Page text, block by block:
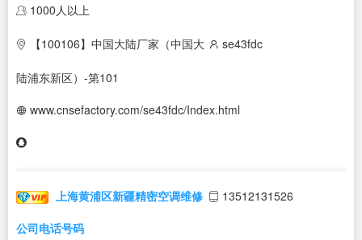
1000人以上
【100106】中国大陆厂家（中国大
陆浦东新区）-第101
se43fdc
www.cnsefactory.com/se43fdc/Index.html
上海黄浦区新疆精密空调维修
公司电话号码
13512131526